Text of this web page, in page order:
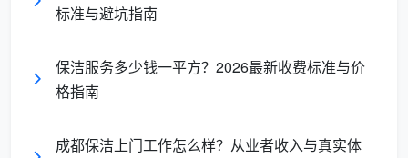
因为大多数情况下春亚纺服装都是造型设计复杂
要使用高温水洗和浸泡，根据服装脏污程度考虑手洗或
者干洗，确保不影响服装面料的品质。
标准与避坑指南
保洁服务多少钱一平方？2026最新收费标准与价
格指南
成都保洁上门工作怎么样？从业者收入与真实体